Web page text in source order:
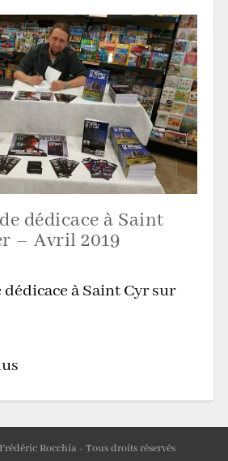
dédicace à Saint
– Avril 2019
à Saint Cyr sur
Rocchia - Tous droits réservés